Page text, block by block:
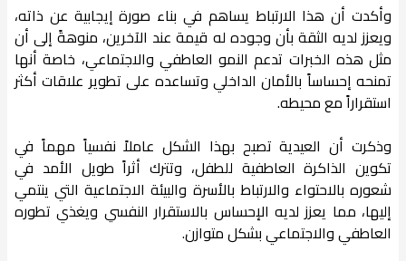
وأكدت أن هذا الارتباط يساهم في بناء صورة إيجابية عن ذاته،
ويعزز لديه الثقة بأن وجوده له قيمة عند الآخرين، منوهةً إلى أن
مثل هذه الخبرات تدعم النمو العاطفي والاجتماعي، خاصة أنها
تمنحه إحساساً بالأمان الداخلي وتساعده على تطوير علاقات أكثر
استقراراً مع محيطه.
وذكرت أن العيدية تصبح بهذا الشكل عاملاً نفسياً مهماً في
تكوين الذاكرة العاطفية للطفل، وتترك أثراً طويل الأمد في
شعوره بالاحتواء والارتباط بالأسرة والبيئة الاجتماعية التي ينتمي
إليها، مما يعزز لديه الإحساس بالاستقرار النفسي ويغذي تطوره
العاطفي والاجتماعي بشكل متوازن.